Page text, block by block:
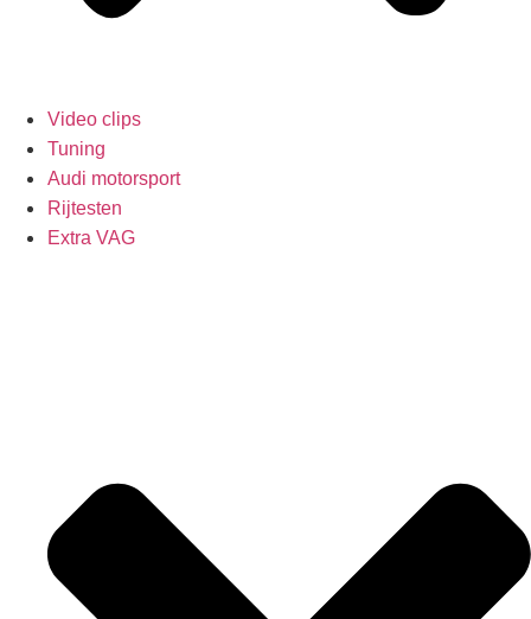
Video clips
Tuning
Audi motorsport
Rijtesten
Extra VAG